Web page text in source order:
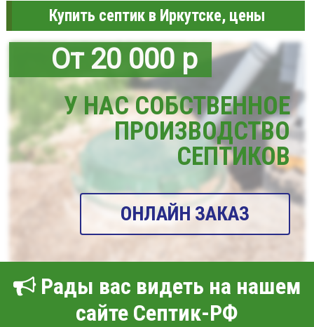
Купить септик в Иркутске, цены
От 20 000 р
У НАС СОБСТВЕННОЕ
ПРОИЗВОДСТВО
СЕПТИКОВ
ОНЛАЙН ЗАКАЗ
Рады вас видеть на нашем
сайте Септик-РФ